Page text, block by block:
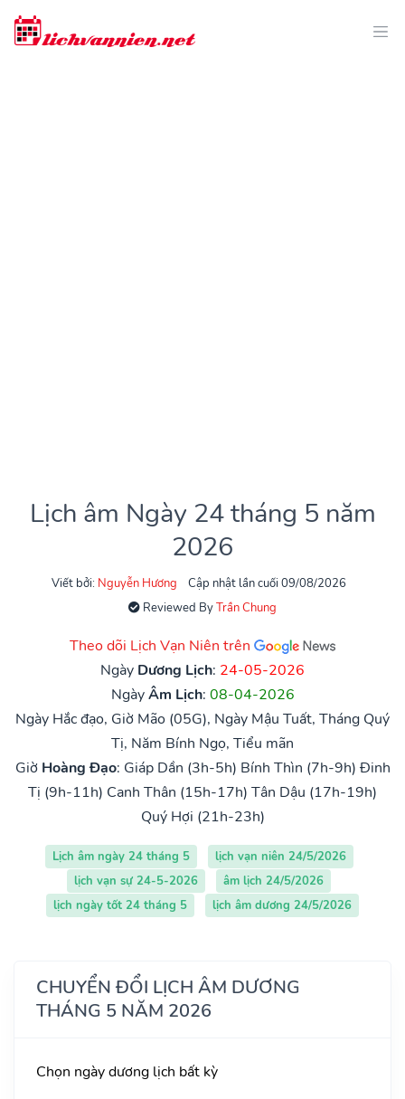
Lịch âm Ngày 24 tháng 5 năm
2026
Viết bởi: Nguyễn Hương
Cập nhật lần cuối 09/08/2026
Reviewed ByTrần Chung
Theo dõi Lịch Vạn Niên trên
Ngày Dương Lịch: 24-05-2026
NgàyÂm Lịch: 08-04-2026
Ngày Hắc đạo, Giờ Mão (05G), Ngày Mậu Tuất, Tháng Quý
Tị, Năm Bính Ngọ, Tiểu mãn
Giờ Hoàng Đạo: Giáp Dần (3h-5h) Bính Thìn (7h-9h) Đinh
Tị (9h-11h) Canh Thân (15h-17h) Tân Dậu (17h-19h)
Quý Hợi (21h-23h)
Lịch âm ngày 24 tháng 5
lịch vạn niên 24/5/2026
lịch vạn sự 24-5-2026
âm lịch 24/5/2026
lịch ngày tốt 24 tháng 5
lịch âm dương 24/5/2026
CHUYỂN ĐỔI LỊCH ÂM DƯƠNG
THÁNG 5 NĂM 2026
Chọn ngày dương lịch bất kỳ